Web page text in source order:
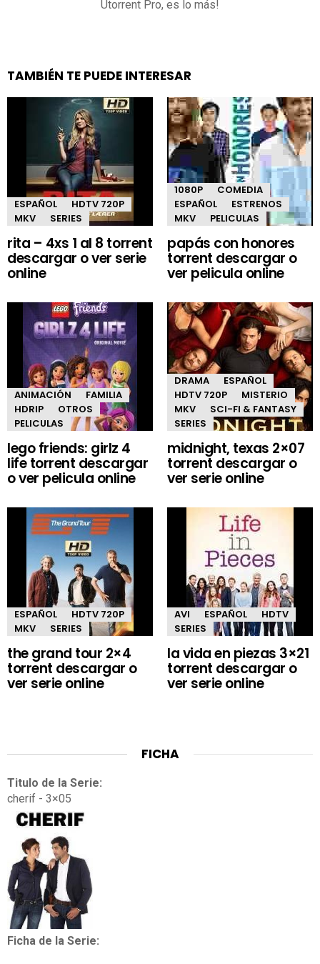
Utorrent Pro, es lo más!
TAMBIÉN TE PUEDE INTERESAR
ESPAÑOL
HDTV 720P
MKV
SERIES
rita – 4xs 1 al 8 torrent
descargar o ver serie
online
1080P
COMEDIA
ESPAÑOL
ESTRENOS
MKV
PELICULAS
papás con honores
torrent descargar o
ver pelicula online
ANIMACIÓN
FAMILIA
HDRIP
OTROS
PELICULAS
lego friends: girlz 4
life torrent descargar
o ver pelicula online
DRAMA
ESPAÑOL
HDTV 720P
MISTERIO
MKV
SCI-FI & FANTASY
SERIES
midnight, texas 2×07
torrent descargar o
ver serie online
ESPAÑOL
HDTV 720P
MKV
SERIES
the grand tour 2×4
torrent descargar o
ver serie online
AVI ESPAÑOL
HDTV
SERIES
la vida en piezas 3×21
torrent descargar o
ver serie online
FICHA
Titulo de la Serie:
cherif - 3×05
Ficha de la Serie: